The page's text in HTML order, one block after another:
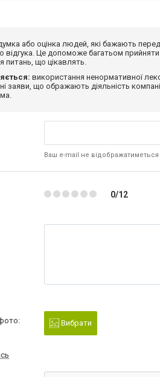
думка або оцінка людей, які бажають
відгука. Це допоможе багатьом
питань, що цікавлять.
використання ненормативної
заяви, що ображають діяльність
Ваш e-mail не відображатиметься
0/12
Вибрати